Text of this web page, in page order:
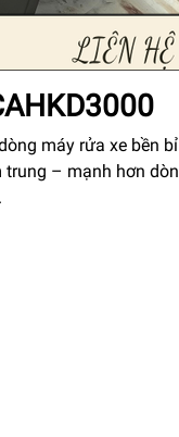
máy rửa xe bền
– mạnh hơn